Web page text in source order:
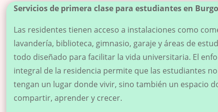
Servicios de primera clase para estudiantes en
Las residentes tienen acceso a instalaciones como
lavandería, biblioteca, gimnasio, garaje y áreas de
todo diseñado para facilitar la vida universitaria. El
integral de la residencia permite que las estudiantes
tengan un lugar donde vivir, sino también un espacio
compartir, aprender y crecer.